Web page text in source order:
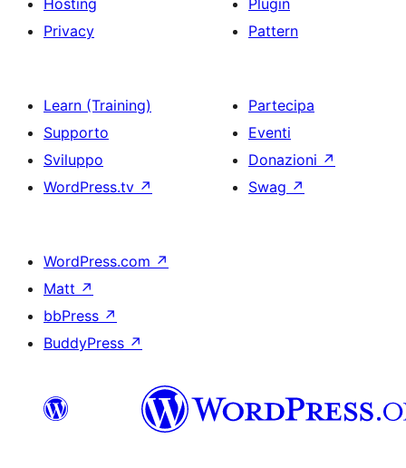
Hosting
Privacy
Plugin
Pattern
Learn (Training)
Supporto
Sviluppo
WordPress.tv ↗
Partecipa
Eventi
Donazioni ↗
Swag ↗
WordPress.com ↗
Matt ↗
bbPress ↗
BuddyPress ↗